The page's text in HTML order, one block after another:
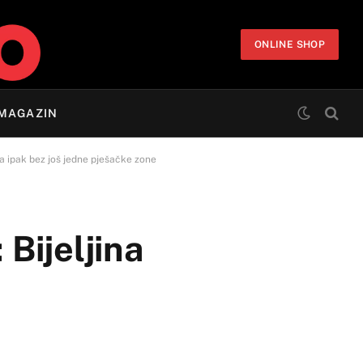
ONLINE SHOP
bez još jedne pješačke zone
Bijeljina